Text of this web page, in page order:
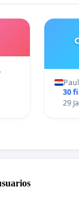
30
29